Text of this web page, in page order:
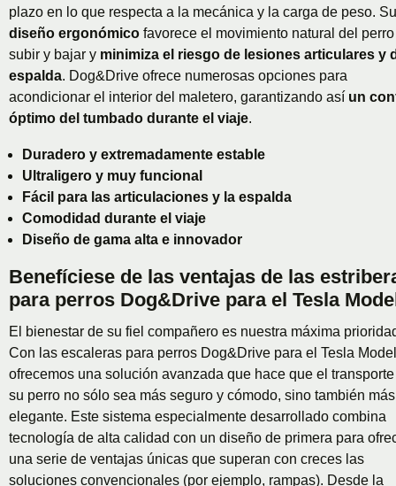
plazo en lo que respecta a la mecánica y la carga de peso. Su
diseño ergonómico favorece el movimiento natural del
subir y bajar y minimiza el riesgo de lesiones articulares y
espalda. Dog&Drive ofrece numerosas opciones para
acondicionar el interior del maletero, garantizando así un
óptimo del tumbado durante el viaje.
Duradero y extremadamente estable
Ultraligero y muy funcional
Fácil para las articulaciones y la espalda
Comodidad durante el viaje
Diseño de gama alta e innovador
Benefíciese de las ventajas de las
para perros Dog&Drive para el Tesla
El bienestar de su fiel compañero es nuestra máxima
Con las escaleras para perros Dog&Drive para el Tesla
ofrecemos una solución avanzada que hace que el
su perro no sólo sea más seguro y cómodo, sino también más
elegante. Este sistema especialmente desarrollado combina
tecnología de alta calidad con un diseño de primera para
una serie de ventajas únicas que superan con creces las
soluciones convencionales (por ejemplo, rampas). Desde la